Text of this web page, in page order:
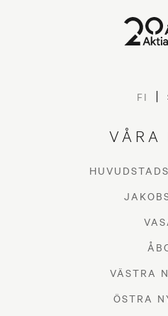
FI
VÅRA
VÄSTRA
ÖSTRA